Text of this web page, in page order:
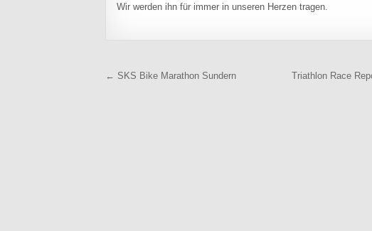
Wir werden ihn für immer in unseren Herzen tragen.
Beitragsnavigation
← SKS Bike Marathon Sundern Triathlon Race